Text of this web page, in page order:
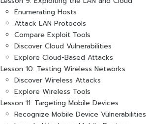
Enumerating Hosts
Attack LAN Protocols
Compare Exploit Tools
Discover Cloud Vulnerabilities
Explore Cloud-Based Attacks
Lesson 10: Testing Wireless Networks
Discover Wireless Attacks
Explore Wireless Tools
Lesson 11: Targeting Mobile Devices
Recognize Mobile Device Vulnerabilities